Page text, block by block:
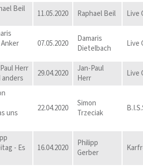
Beil
11.05.2020 Raphael Beil
Live
07.05.2020
Damaris
Dietelbach
Live
Herr
29.04.2020
Jan-Paul
Herr
Live
uns
22.04.2020
Simon
Trzeciak
- Es
16.04.2020
Philipp
Gerber